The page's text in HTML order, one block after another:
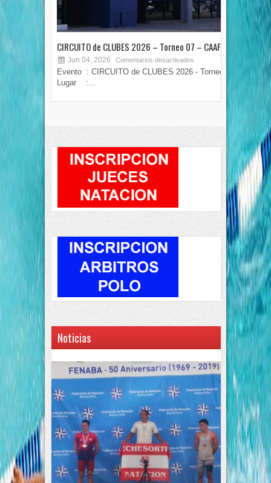
CIRCUITO de CLUBES 2026 – Torneo 07 – CAAF
Jun 04, 2026 Comentarios desactivados
Evento : CIRCUITO de CLUBES 2026 - Torneo 07
Lugar :...
Noticias